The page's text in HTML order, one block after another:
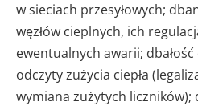
w sieciach przesyłowych;
węzłów cieplnych, ich
ewentualnych awarii; dbałość
odczyty zużycia ciepła
wymiana zużytych liczników);